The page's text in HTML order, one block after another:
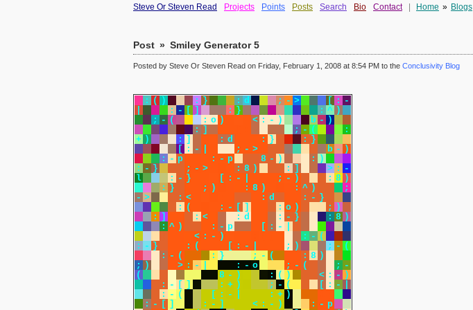
Steve Or Steven Read Projects Points Posts Search Bio Contact Home » Blogs
Post » Smiley Generator 5
Posted by Steve Or Steven Read on Friday, February 1, 2008 at 8:54 PM to the Conclusivity Blog
: ( ) : } : d ; - > [ : -
: - [ ] : } : ^ )
; - ( : o ) < : - ) b - )
: ] ; - (
:
+ ) : ] : d : } : }
[ : - ; - > b - )
: - p : - p 8 - ) : )
: - } ; - > : 8 ) : ] > : -
l
: - } [ : - ; - ) : 8 )
: } ; ) : 8 ) : ^ )
;
- > : < : d : - }
: ( : - [ ] : o ) ; )
: ] : < : d : - } : 8 )
: ^ ) : - p [ : -
< : - ) : - (
: - } : ( [ : - ; ) ; - (
: - ( : } ; - ( : 8 )
; ) > : - : - o ; - ( ; -
(
8 - ) : ( ) < : - )
: - [ ] : + ) ; - ( [ : -
: - ( [ : - : + )
: - [ ] : - ] < : - ) : - p